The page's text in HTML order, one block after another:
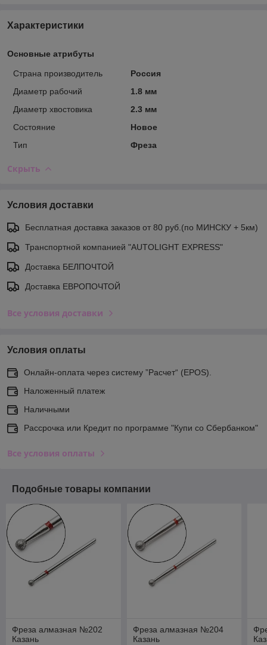
Характеристики
Основные атрибуты
Страна производитель
Россия
Диаметр рабочий
1.8 мм
Диаметр хвостовика
2.3 мм
Состояние
Новое
Тип
Фреза
Скрыть
Условия доставки
Бесплатная доставка заказов от 80 руб.(по МИНСКУ + 5км)
Транспортной компанией "AUTOLIGHT EXPRESS"
Доставка БЕЛПОЧТОЙ
Доставка ЕВРОПОЧТОЙ
Все условия доставки
Условия оплаты
Онлайн-оплата через систему ”Расчет“ (EPOS).
Наложенный платеж
Наличными
Рассрочка или Кредит по программе "Купи со Сбербанком"
Все условия оплаты
Подобные товары компании
Фреза алмазная №202
Казань
Фреза алмазная №204
Казань